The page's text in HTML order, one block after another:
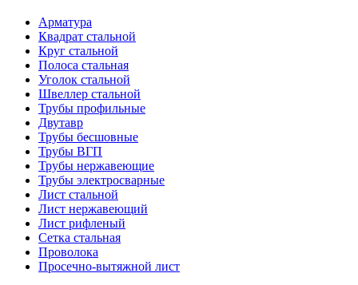
Арматура
Квадрат стальной
Круг стальной
Полоса стальная
Уголок стальной
Швеллер стальной
Трубы профильные
Двутавр
Трубы бесшовные
Трубы ВГП
Трубы нержавеющие
Трубы электросварные
Лист стальной
Лист нержавеющий
Лист рифленый
Сетка стальная
Проволока
Просечно-вытяжной лист